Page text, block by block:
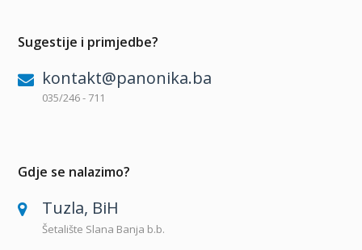
Sugestije i primjedbe?
kontakt@panonika.ba
035/246 - 711
Gdje se nalazimo?
Tuzla, BiH
Šetalište Slana Banja b.b.